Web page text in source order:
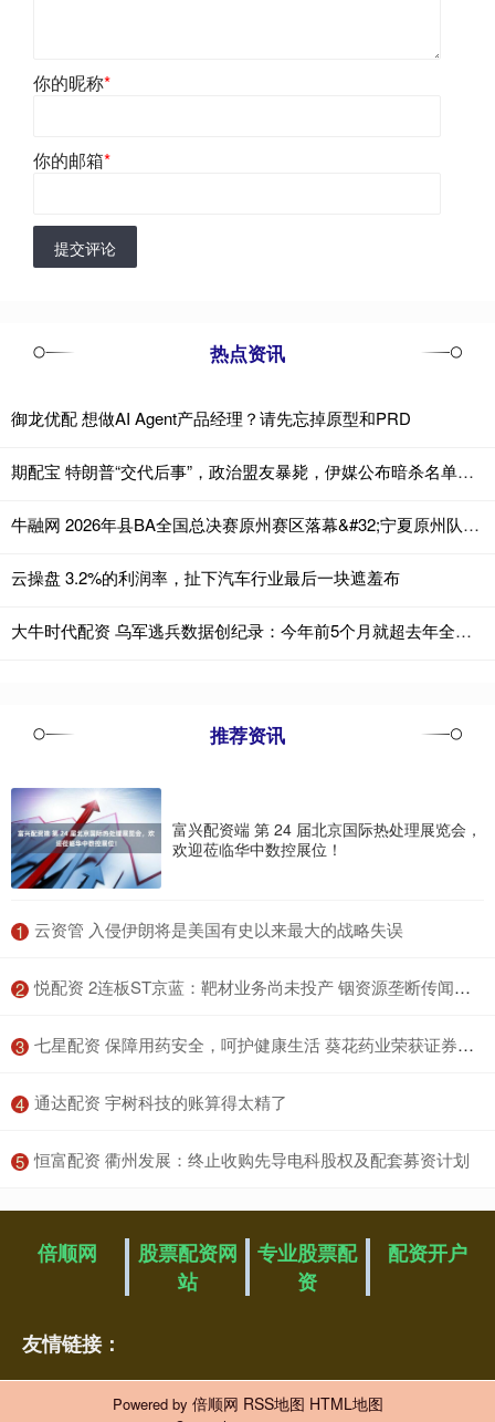
你的昵称*
你的邮箱*
提交评论
热点资讯
御龙优配 想做AI Agent产品经理？请先忘掉原型和PRD
期配宝 特朗普“交代后事”，政治盟友暴毙，伊媒公布暗杀名单：没有万斯
牛融网 2026年县BA全国总决赛原州赛区落幕&#32;宁夏原州队夺冠
云操盘 3.2%的利润率，扯下汽车行业最后一块遮羞布
大牛时代配资 乌军逃兵数据创纪录：今年前5个月就超去年全年六成
推荐资讯
富兴配资端 第 24 届北京国际热处理展览会，
欢迎莅临华中数控展位！
1 ​云资管 入侵伊朗将是美国有史以来最大的战略失误
2 ​悦配资 2连板ST京蓝：靶材业务尚未投产 铟资源垄断传闻显著夸大
3 ​七星配资 保障用药安全，呵护健康生活 葵花药业荣获证券之星供应链影响力奖
4 ​通达配资 宇树科技的账算得太精了
5 ​恒富配资 衢州发展：终止收购先导电科股权及配套募资计划
倍顺网
股票配资网
站
专业股票配
资
配资开户
友情链接：
Powered by 倍顺网 RSS地图 HTML地图